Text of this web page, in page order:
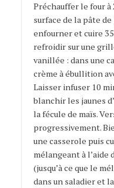
Préchauffer le four à
surface de la pâte
enfourner et cuire
refroidir sur une
vanillée : dans une
crème à ébullition
Laisser infuser 10
blanchir les jaunes
la fécule de maïs.
progressivement.
une casserole puis
mélangeant à l’aide
(jusqu’à ce que le
dans un saladier et